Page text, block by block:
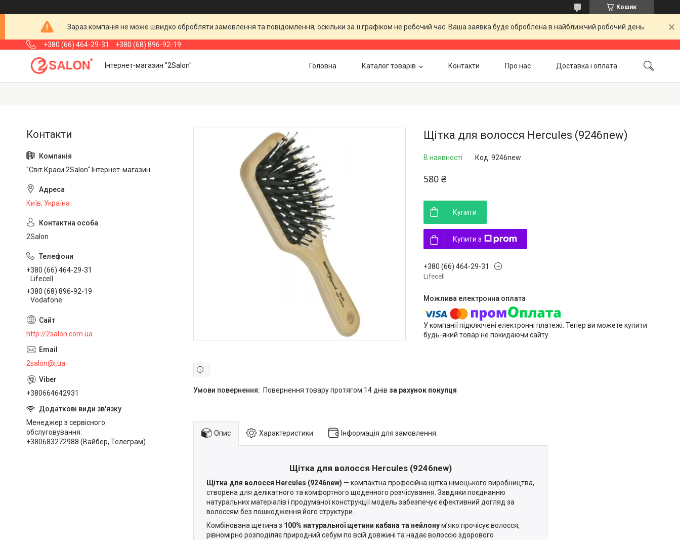
Кошик
Зараз компанія не може швидко обробляти замовлення та повідомлення, оскільки за її графіком не робочий час. Ваша заявка буде оброблена в найближчий робочий день.
+380 (66) 464-29-31 +380 (68) 896-92-19
Інтернет-магазин "2Salon" Головна Каталог товарів Контакти Про нас Доставка і оплата
Щітка для волосся Hercules (9246new)
В наявності Код: 9246new
580 ₴
Купити
Купити з
+380 (66) 464-29-31
Lifecell
У компанії підключені електронні платежі. Тепер ви можете купити
будь-який товар не покидаючи сайту.
повернення товару протягом 14 днів за рахунок покупця
Опис Характеристики Інформація для замовлення
Щітка для волосся Hercules (9246new)
Щітка для волосся Hercules (9246new) — компактна професійна щітка німецького виробництва,
створена для делікатного та комфортного щоденного розчісування. Завдяки поєднанню
натуральних матеріалів і продуманої конструкції модель забезпечує ефективний догляд за
волоссям без пошкодження його структури.
Комбінована щетина з 100% натуральної щетини кабана та нейлонум’яко прочісує волосся,
рівномірно розподіляє природний себум по всій довжині та надає волоссю здорового
"Світ Краси 2Salon" Інтернет-магазин
Київ, Україна
2Salon
+380 (66) 464-29-31
Lifecell
+380 (68) 896-92-19
Vodafone
http://2salon.com.ua
2salon@i.ua
+380664642931
Менеджер з сервісного
обслуговування
+380683272988 (Вайбер, Телеграм)